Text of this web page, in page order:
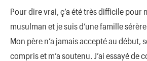
Pour dire vrai, ç’a été très difficile pour
musulman et je suis d’une famille
Mon père n’a jamais accepté au début,
compris et m’a soutenu. J’ai essayé de